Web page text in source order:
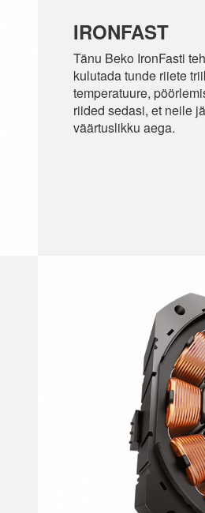
IRONFAST
Tänu Beko IronFasti
kulutada tunde riiete
temperatuure,
riided sedasi, et neile
väärtuslikku aega.